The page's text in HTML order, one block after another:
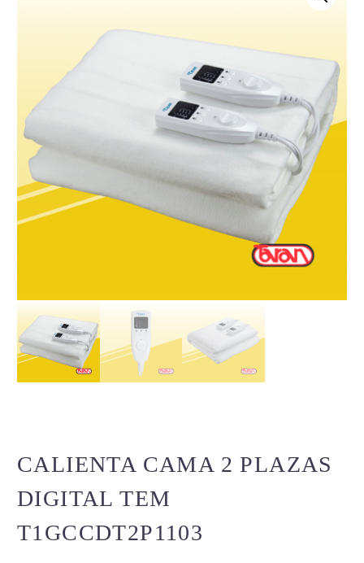
CALIENTA CAMA 2 PLAZAS
DIGITAL TEM
T1GCCDT2P1103